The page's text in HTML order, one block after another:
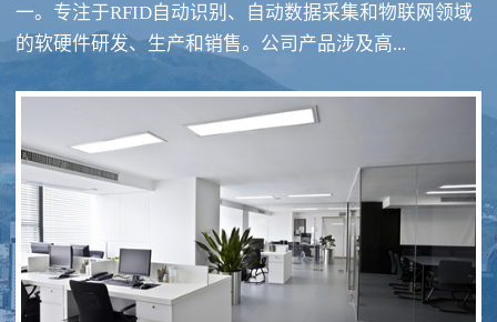
RFID酒类防伪系统方案 RFID智慧食堂系统
一。专注于RFID自动识别、自动数据采集和物联网领域
的软硬件研发、生产和销售。公司产品涉及高...